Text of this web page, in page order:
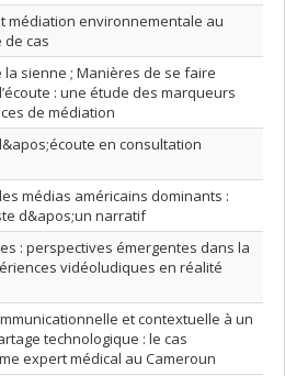
médiation environnementale au
de cas
la sienne ; Manières de se faire
: une étude des marqueurs
de médiation
en consultation
médias américains dominants :
d&apos;un narratif
: perspectives émergentes dans la
vidéoludiques en réalité
et contextuelle à un
technologique : le cas
expert médical au Cameroun